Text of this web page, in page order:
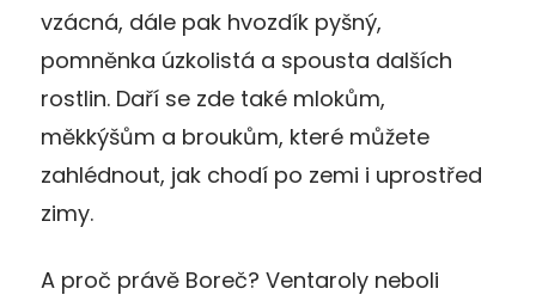
vzácná, dále pak hvozdík pyšný,
pomněnka úzkolistá a spousta dalších
rostlin. Daří se zde také mlokům,
měkkýšům a broukům, které můžete
zahlédnout, jak chodí po zemi i uprostřed
zimy.
A proč právě Boreč? Ventaroly neboli